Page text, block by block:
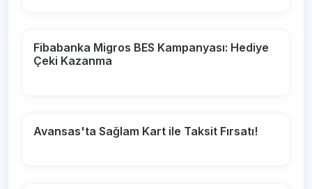
Fibabanka Migros BES Kampanyası: Hediye
Çeki Kazanma
Avansas'ta Sağlam Kart ile Taksit Fırsatı!